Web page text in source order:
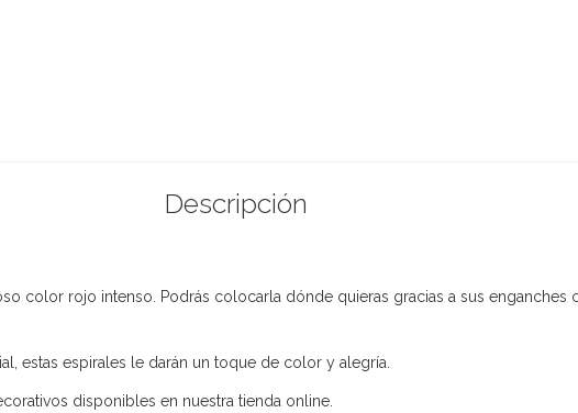
Descripción
color rojo intenso. Podrás colocarla dónde quieras gracias a sus enganches
estas espirales le darán un toque de color y alegría.
disponibles en nuestra tienda online.